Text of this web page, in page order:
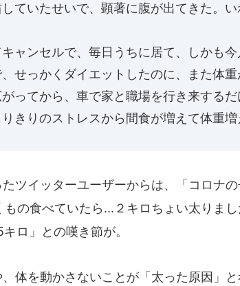
していたせいで、顕著に腹が出てきた。
キャンセルで、毎日うちに居て、しかも
せっかくダイエットしたのに、また体重
がってから、車で家と職場を行き来する
きりのストレスから間食が増えて体重増
ツイッターユーザーからは、「コロナ
もの食べていたら...２キロちょい太りま
ロ」との嘆き節が。
体を動かさないことが「太った原因」